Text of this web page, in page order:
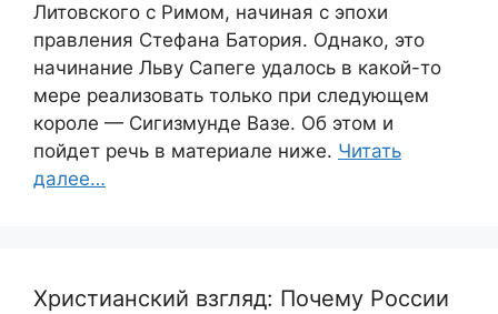
Литовского с Римом, начиная с эпохи
правления Стефана Батория. Однако, это
начинание Льву Сапеге удалось в какой-то
мере реализовать только при следующем
короле — Сигизмунде Вазе. Об этом и
пойдет речь в материале ниже. Читать
далее…
Христианский взгляд: Почему России